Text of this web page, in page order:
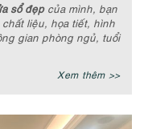
sổ đẹpcủa mình, bạn
liệu, họa tiết, hình
gian phòng ngủ, tuổi
Xem thêm >>